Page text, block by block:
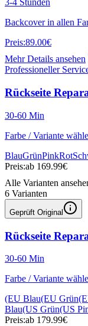
3-4 Stunden
Backcover in allen
Preis:89.00€
Mehr Details ansehen
Professioneller
Rückseite
30-60 Min
Farbe / Variante
BlauGrünPinkRot
Preis:ab 169.99€
Alle Varianten
6 Varianten
Geprüft Original
Rückseite
30-60 Min
Farbe / Variante
(EU Blau(EU Grün
Blau(US Grün(US
Preis:ab 179.99€